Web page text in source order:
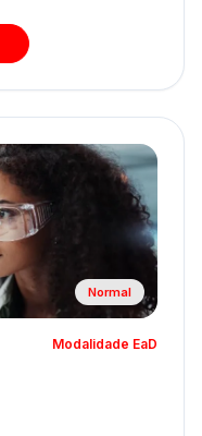
Normal
Modalidade EaD